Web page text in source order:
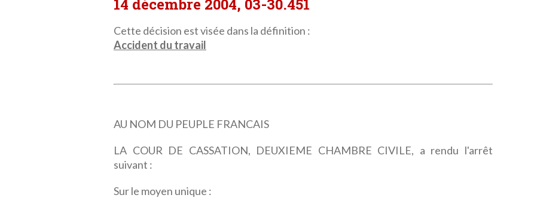
14 décembre 2004, 03-30.451
Cette décision est visée dans la définition :
Accident du travail
AU NOM DU PEUPLE FRANCAIS
LA COUR DE CASSATION, DEUXIEME CHAMBRE CIVILE, a rendu l'arrêt
suivant :
Sur le moyen unique :